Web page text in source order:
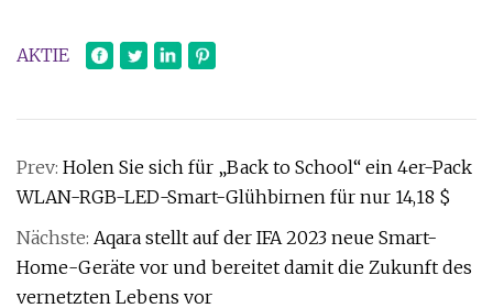
AKTIE
Prev: Holen Sie sich für „Back to School“ ein 4er-Pack
WLAN-RGB-LED-Smart-Glühbirnen für nur 14,18 $
Nächste: Aqara stellt auf der IFA 2023 neue Smart-
Home-Geräte vor und bereitet damit die Zukunft des
vernetzten Lebens vor